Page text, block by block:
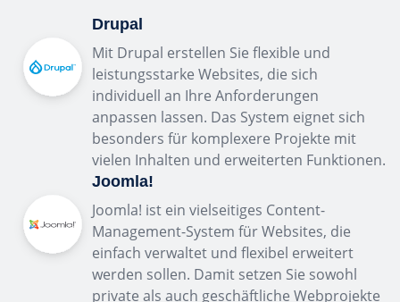
Drupal
Mit Drupal erstellen Sie flexible und
leistungsstarke Websites, die sich
individuell an Ihre Anforderungen
anpassen lassen. Das System eignet sich
besonders für komplexere Projekte mit
vielen Inhalten und erweiterten Funktionen.
Joomla!
Joomla! ist ein vielseitiges Content-
Management-System für Websites, die
einfach verwaltet und flexibel erweitert
werden sollen. Damit setzen Sie sowohl
private als auch geschäftliche Webprojekte